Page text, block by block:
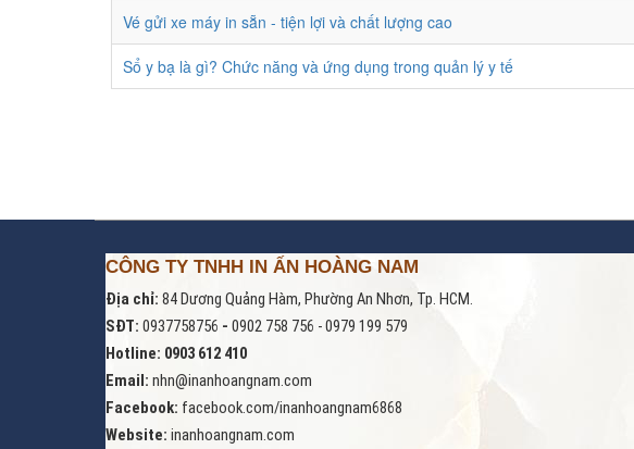
Vé gửi xe máy in sẵn - tiện lợi và chất lượng cao
Sổ y bạ là gì? Chức năng và ứng dụng trong quản lý y tế
CÔNG TY TNHH IN ẤN HOÀNG NAM
Địa chỉ: 84 Dương Quảng Hàm, Phường An Nhơn, Tp. HCM.
SĐT: 0937758756 - 0902 758 756 - 0979 199 579
Hotline: 0903 612 410
Email: nhn@inanhoangnam.com
Facebook: facebook.com/inanhoangnam6868
Website: inanhoangnam.com